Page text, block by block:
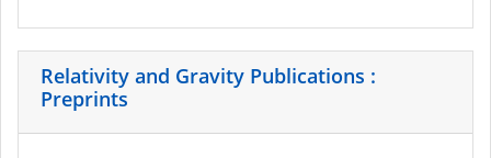
Relativity and Gravity Publications :
Preprints